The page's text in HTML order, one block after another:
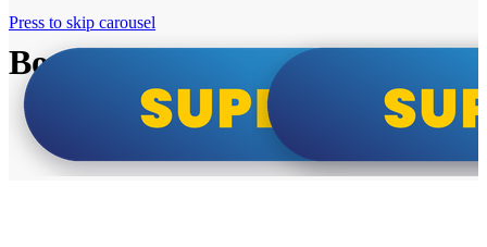
Bosch super cene
Press to skip carousel